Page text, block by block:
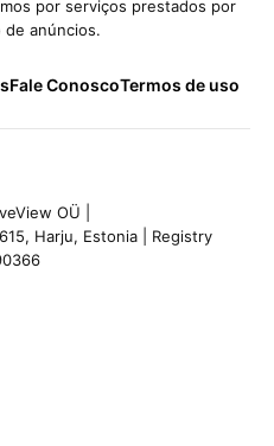
por serviços prestados por
anúncios.
Fale ConoscoTermos de uso
OÜ |
Harju, Estonia | Registry